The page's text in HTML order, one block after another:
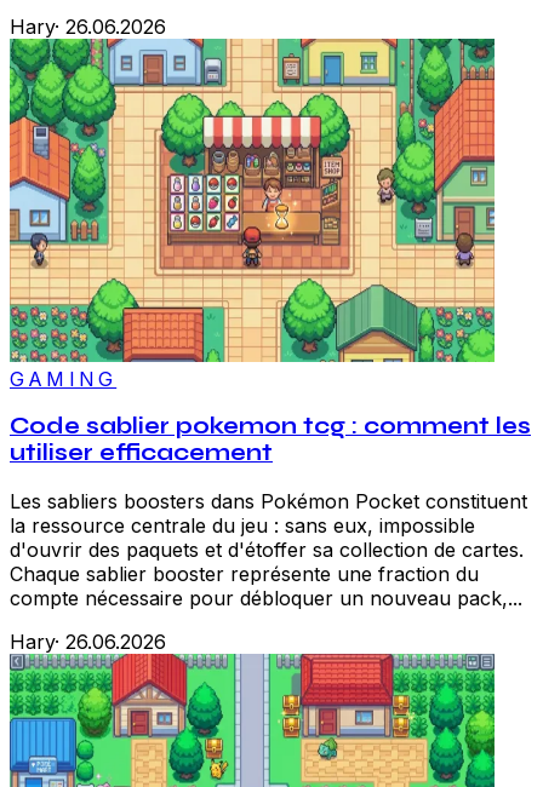
Hary· 26.06.2026
GAMING
Code sablier pokemon tcg : comment les
utiliser efficacement
Les sabliers boosters dans Pokémon Pocket constituent
la ressource centrale du jeu : sans eux, impossible
d'ouvrir des paquets et d'étoffer sa collection de cartes.
Chaque sablier booster représente une fraction du
compte nécessaire pour débloquer un nouveau pack,...
Hary· 26.06.2026